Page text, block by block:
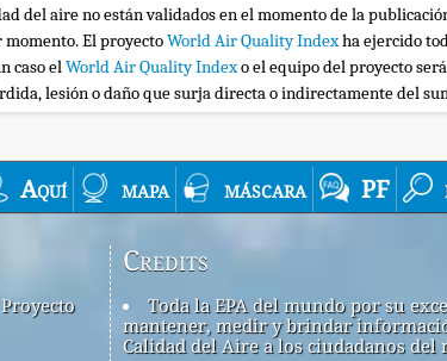
del aire no están validados en el momento de la
El proyectoWorld Air Quality Indexha ejercido
caso elWorld Air Quality Indexo el equipo del proyecto
lesión o daño que surja directa o indirectamente del
Aquí mapa máscara PF
Credits
Toda la EPA del mundo por su
mantener, medir y brindar
Calidad del Aire a los ciudadanos del